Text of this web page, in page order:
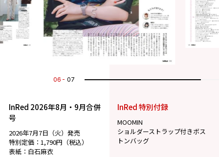
07 07
InRed 2026年8月・9月合併
号
2026年7月7日（火）発売
特別定価：1,790円（税込）
表紙：白石麻衣
InRed 特別付録
MOOMIN
ショルダーストラップ付きボス
トンバッグ